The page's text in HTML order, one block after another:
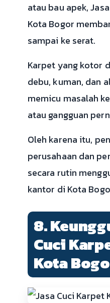
atau bau apek,
Kota Bogor
sampai ke serat.
Karpet yang kotor
debu, kuman, dan
memicu masalah
atau gangguan
Oleh karena itu,
perusahaan dan
secara rutin
kantor di Kota
8.
Cuci
Kota